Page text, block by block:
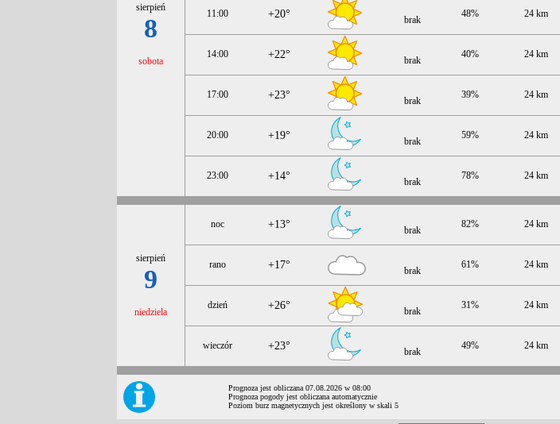
sierpień
8
sobota
11:00 +20° brak
48% 24 km
14:00 +22° brak
40% 24 km
17:00 +23° brak
39% 24 km
20:00 +19° brak
59% 24 km
23:00 +14° brak
78% 24 km
sierpień
9
niedziela
noc +13° brak
82% 24 km
rano +17° brak
61% 24 km
dzień +26° brak
31% 24 km
wieczór +23° brak
49% 24 km
Prognoza jest obliczana 07.08.2026 w 08:00
Prognoza pogody jest obliczana automatycznie
Poziom burz magnetycznych jest określony w skali 5